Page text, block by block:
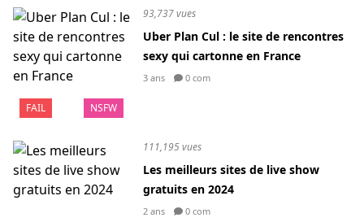
FAIL NSFW
93,737 vues
Uber Plan Cul : le site de rencontres
sexy qui cartonne en France
3 ans 0 com
111,195 vues
Les meilleurs sites de live show
gratuits en 2024
2 ans 0 com